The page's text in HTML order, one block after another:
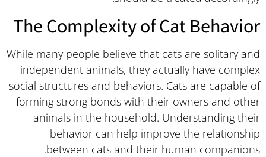
The Complexity of Cat Behavior
While many people believe that cats are solitary and
independent animals, they actually have complex
social structures and behaviors. Cats are capable of
forming strong bonds with their owners and other
animals in the household. Understanding their
behavior can help improve the relationship
between cats and their human companions.